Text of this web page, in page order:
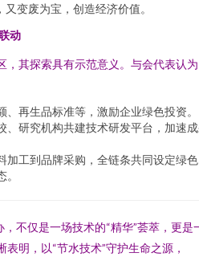
变废为宝，创造经济价值。
动
，其探索具有示范意义。与会代表认
、再生品标准等，激励企业绿色投资。
、研究机构共建技术研发平台，加速
加工到品牌采购，全链条共同设定绿
不仅是一场技术的“精华”荟萃，更是
明，以“节水技术”守护生命之源，